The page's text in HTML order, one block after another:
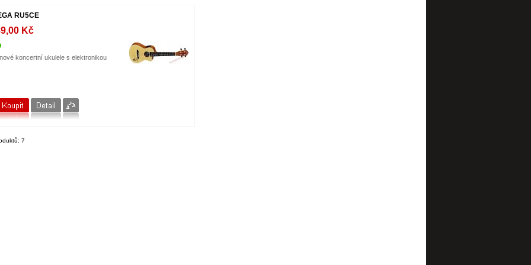
RU5CE
Kč
koncertní ukulele s elektronikou
7